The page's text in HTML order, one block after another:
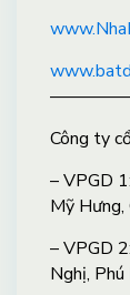
Công ty
– VPGD
Mỹ Hưng,
– VPGD
Nghị,